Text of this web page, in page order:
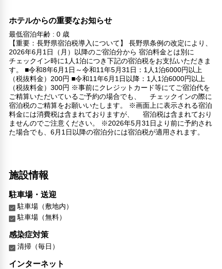
ホテルからの重要なお知らせ
最低宿泊年齢 : 0 歳
【重要：長野県宿泊税導入について】 長野県条例の改定により、
2026年6月1日（月）以降のご宿泊分から 宿泊料金とは別に
チェックイン時に1人1泊につき下記の宿泊税をお支払いただきま
す。 ■令和8年6月1日～令和11年5月31日：1人1泊6000円以上
（税抜料金）200円 ■令和11年6月1日以降：1人1泊6000円以上
（税抜料金）300円 ※事前にクレジットカード等にてご宿泊代を
ご精算いただいているご予約の場合でも、 チェックインの際に
宿泊税のご精算をお願いいたします。 ※画面上に表示される宿泊
料金には消費税は含まれておりますが、 宿泊税は含まれており
ませんのでご注意ください。 ※2026年5月31日より前に予約され
た場合でも、6月1日以降の宿泊分には宿泊税が適用されます。
施設情報
駐車場・送迎
駐車場（敷地内）
駐車場（無料）
感染症対策
清掃（毎日）
インターネット